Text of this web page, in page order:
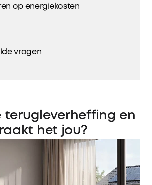
op energiekosten
vragen
terugleverheffing en
het jou?